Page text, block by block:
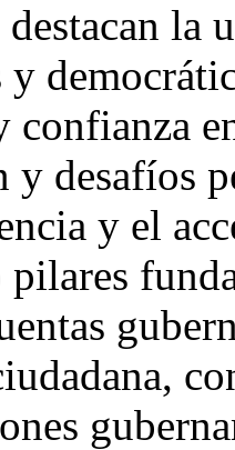
la
y
confianza
y desafíos
y el
pilares